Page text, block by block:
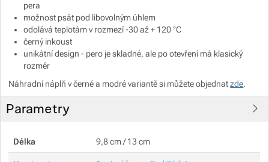
pera
možnost psát pod libovolným úhlem
odolává teplotám v rozmezí -30 až + 120 °C
černý inkoust
unikátní design - pero je skladné, ale po otevření má klasický
rozměr
Náhradní náplň v černé a modré variantě si můžete objednatzde.
Parametry
Délka 9,8 cm / 13 cm